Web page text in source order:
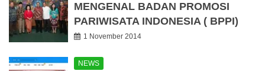
MENGENAL BADAN PROMOSI
PARIWISATA INDONESIA ( BPPI)
1 November 2014
NEWS